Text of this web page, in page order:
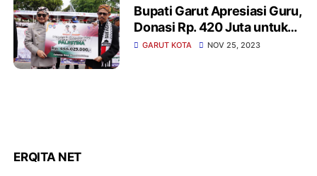
Bupati Garut Apresiasi Guru,
Donasi Rp. 420 Juta untuk
Palestina di Momentum Hari
GARUT KOTA NOV 25, 2023
ERQITA NET